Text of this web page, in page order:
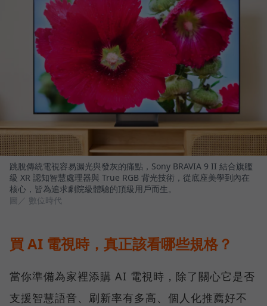
跳脫傳統電視容易漏光與發灰的痛點，Sony BRAVIA 9 II 結合旗艦
級 XR 認知智慧處理器與 True RGB 背光技術，從底座美學到內在
核心，皆為追求劇院級體驗的頂級用戶而生。
圖／ 數位時代
買 AI 電視時，真正該看哪些規格？
當你準備為家裡添購 AI 電視時，除了關心它是否
支援智慧語音、刷新率有多高、個人化推薦好不